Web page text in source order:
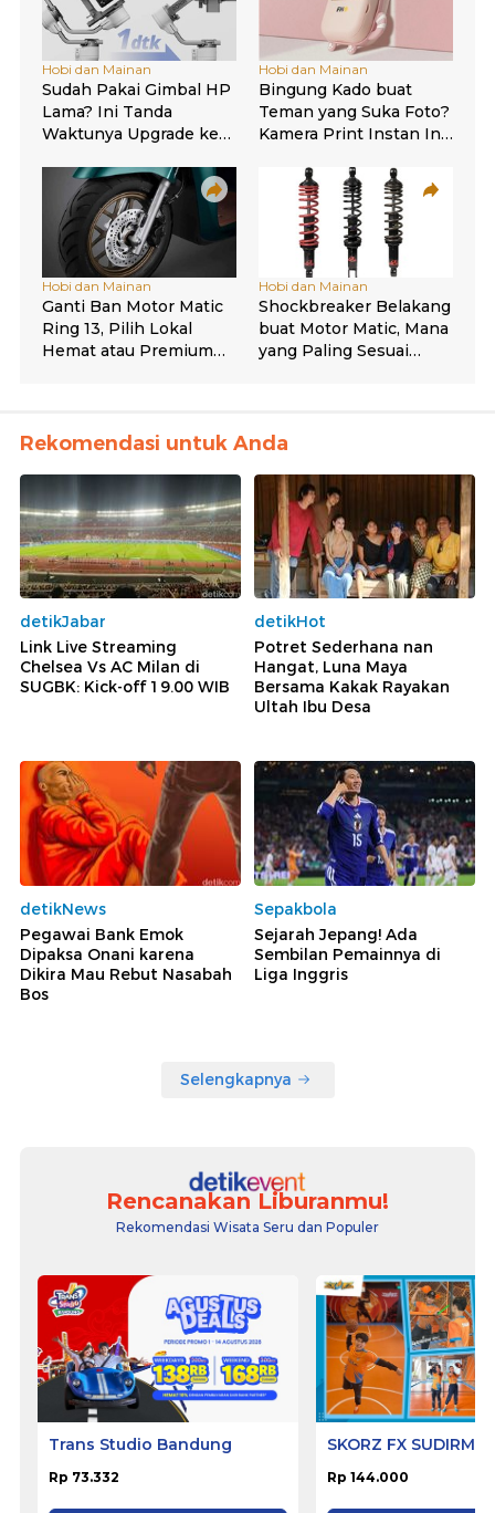
Rekomendasi untuk Anda
detikJabar
Link Live Streaming
Chelsea Vs AC Milan di
SUGBK: Kick-off 19.00 WIB
detikHot
Potret Sederhana nan
Hangat, Luna Maya
Bersama Kakak Rayakan
Ultah Ibu Desa
detikNews
Pegawai Bank Emok
Dipaksa Onani karena
Dikira Mau Rebut Nasabah
Bos
Sepakbola
Sejarah Jepang! Ada
Sembilan Pemainnya di
Liga Inggris
Selengkapnya
Rencanakan Liburanmu!
Rekomendasi Wisata Seru dan Populer
Trans Studio Bandung
Rp 73.332
SKORZ FX
Rp 144.000